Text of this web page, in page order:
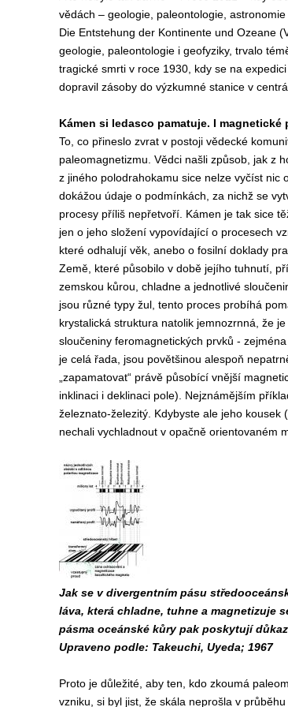
vědách – geologie, paleontologie,
Die Entstehung der Kontinente und Ozeane
geologie, paleontologie i geofyziky, trvalo
tragické smrti v roce 1930, kdy se na
dopravil zásoby do výzkumné stanice v
Kámen si ledasco pamatuje. I magnetické
To, co přineslo zvrat v postoji vědecké
paleomagnetizmu. Vědci našli způsob, jak z
z jiného polodrahokamu sice nelze vyčíst nic
dokážou údaje o podmínkách, za nichž se
procesy příliš nepřetvoří. Kámen je tak sice
jen o jeho složení vypovídající o procesech
které odhalují věk, anebo o fosilní doklady
Země, které působilo v době jejího tuhnutí,
zemskou kůrou, chladne a jednotlivé
jsou různé typy žul, tento proces probíhá
krystalická struktura natolik jemnozrnná, že
sloučeniny feromagnetických prvků -
je celá řada, jsou povětšinou alespoň
„zapamatovat“ právě působící vnější
inklinaci i deklinaci pole). Nejznámějším
železnato-železitý. Kdybyste ale jeho
nechali vychladnout v opačně orientovaném
Jak se v divergentním pásu
láva, která chladne, tuhne a magnetizuje
pásma oceánské kůry pak poskytují
Upraveno podle: Takeuchi, Uyeda; 1967
Proto je důležité, aby ten, kdo zkoumá
vzniku, si byl jist, že skála neprošla v